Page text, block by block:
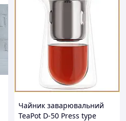
Чайник заварювальний
TeaPot D-50 Press type